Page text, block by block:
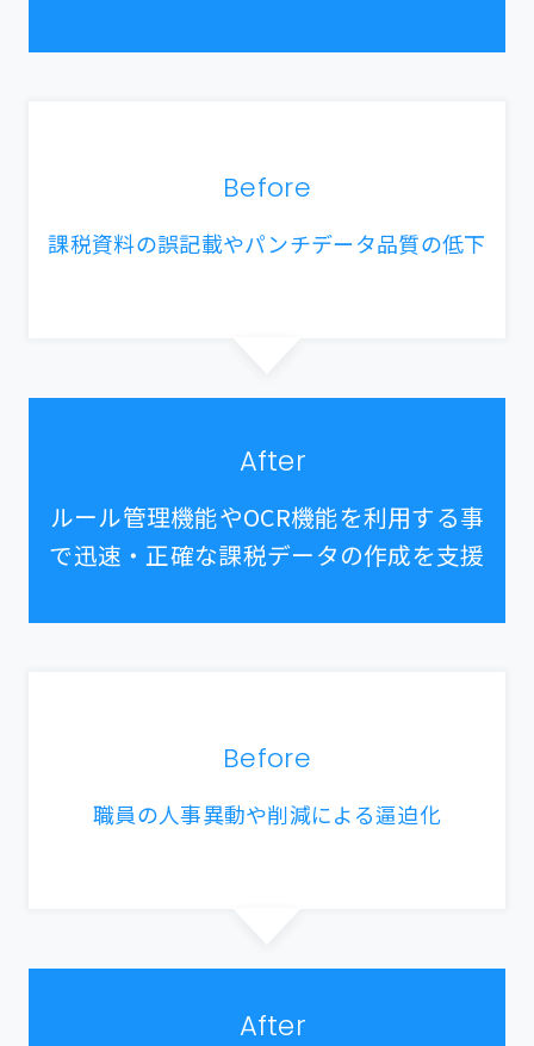
Before
課税資料の誤記載やパンチデータ品質の低下
After
ルール管理機能やOCR機能を利用する事
で迅速・正確な課税データの作成を支援
Before
職員の人事異動や削減による逼迫化
After